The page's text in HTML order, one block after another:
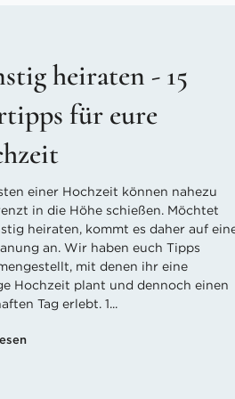
heiraten - 15
für eure
einer Hochzeit können nahezu
in die Höhe schießen. Möchtet
heiraten, kommt es daher auf
an. Wir haben euch Tipps
mit denen ihr eine
Hochzeit plant und dennoch einen
Tag erlebt. 1...